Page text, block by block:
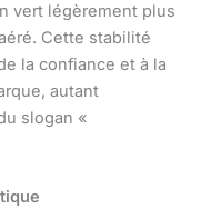
vert légèrement plus
Cette stabilité
la confiance et à la
autant
slogan «